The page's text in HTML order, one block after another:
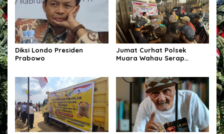
Diksi Londo Presiden
Prabowo
Jumat Curhat Polsek
Muara Wahau Serap
Perhatian